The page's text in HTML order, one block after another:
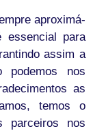
aproximá-
essencial para
assim a
podemos nos
as
temos o
parceiros nos